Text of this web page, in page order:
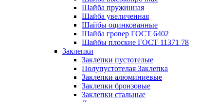
Шайба пружинная
Шайба увеличенная
Шайбы оцинкованные
Шайба гровер ГОСТ 6402
Шайбы плоские ГОСТ 11371 78
Заклепки
Заклепки пустотелые
Полупустотелая Заклепка
Заклепки алюминиевые
Заклепки бронзовые
Заклепки стальные